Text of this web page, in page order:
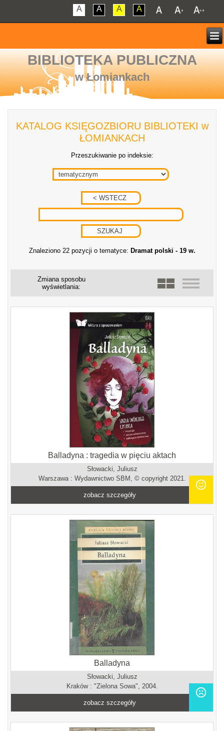
A A A A
BIBLIOTEKA PUBLICZNA
w Łomiankach
KATALOG KSIĘGOZBIORU BIBLIOTEKI w
ŁOMIANKACH
Przeszukiwanie po indeksie:
Znaleziono 22 pozycji o tematyce: Dramat polski - 19 w.
Zmiana sposobu
wyświetlania:
Balladyna : tragedia w pięciu aktach
Słowacki, Juliusz
Warszawa : Wydawnictwo SBM, © copyright 2021.
zobacz szczegóły
Balladyna
Słowacki, Juliusz
Kraków : "Zielona Sowa", 2004.
zobacz szczegóły